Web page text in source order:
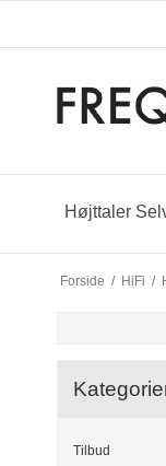
Højttaler
Forside / HiFi /
Tilbud